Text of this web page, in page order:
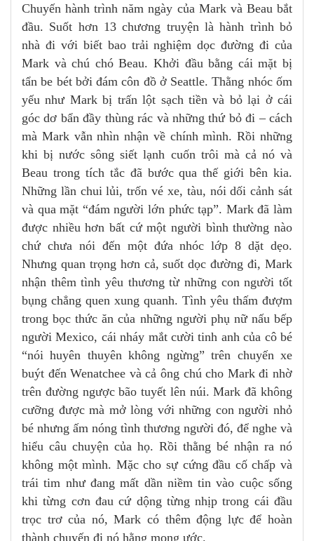
Chuyến hành trình năm ngày của Mark và Beau bắt
đầu. Suốt hơn 13 chương truyện là hành trình bỏ
nhà đi với biết bao trải nghiệm dọc đường đi của
Mark và chú chó Beau. Khởi đầu bằng cái mặt bị
tẩn be bét bởi đám côn đồ ở Seattle. Thằng nhóc ốm
yếu như Mark bị trấn lột sạch tiền và bỏ lại ở cái
góc dơ bẩn đầy thùng rác và những thứ bỏ đi – cách
mà Mark vẫn nhìn nhận về chính mình. Rồi những
khi bị nước sông siết lạnh cuốn trôi mà cả nó và
Beau trong tích tắc đã bước qua thế giới bên kia.
Những lần chui lủi, trốn vé xe, tàu, nói dối cảnh sát
và qua mặt “đám người lớn phức tạp”. Mark đã làm
được nhiều hơn bất cứ một người bình thường nào
chứ chưa nói đến một đứa nhóc lớp 8 dặt dẹo.
Nhưng quan trọng hơn cả, suốt dọc đường đi, Mark
nhận thêm tình yêu thương từ những con người tốt
bụng chẳng quen xung quanh. Tình yêu thấm đượm
trong bọc thức ăn của những người phụ nữ nấu bếp
người Mexico, cái nháy mắt cười tinh anh của cô bé
“nói huyên thuyên không ngừng” trên chuyến xe
buýt đến Wenatchee và cả ông chú cho Mark đi nhờ
trên đường ngược bão tuyết lên núi. Mark đã không
cưỡng được mà mở lòng với những con người nhỏ
bé nhưng ấm nóng tình thương người đó, để nghe và
hiểu câu chuyện của họ. Rồi thằng bé nhận ra nó
không một mình. Mặc cho sự cứng đầu cố chấp và
trái tim như đang mất dần niềm tin vào cuộc sống
khi từng cơn đau cứ dộng từng nhịp trong cái đầu
trọc trơ của nó, Mark có thêm động lực để hoàn
thành chuyến đi nó hằng mong ước.